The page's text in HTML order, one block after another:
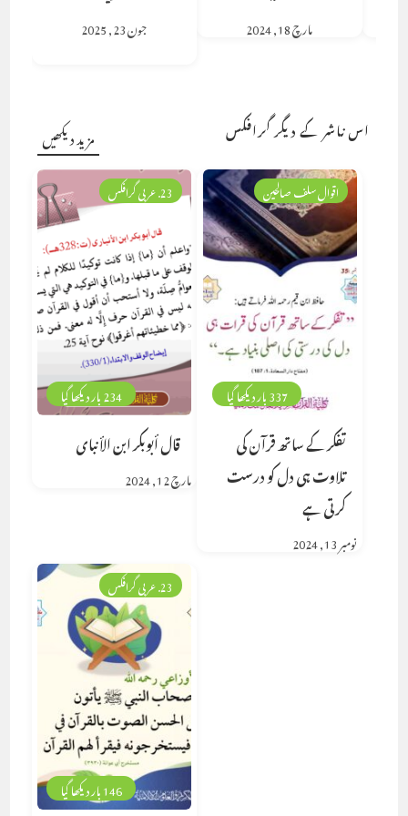
مارچ 18, 2024 جون 23, 2025
اس ناشر کے دیگر گرافکس مزید دیکھیں
234 بار دیکھا گیا
23. عربی گرافکس
قال أبوبكر ابن الأنباى
مارچ 12, 2024
337 بار دیکھا گیا
اقوال سلف صالحین
تفکر کے ساتھ قرآن کی
تلاوت ہی دل کو درست
کرتی ہے
نومبر 13, 2024
146 بار دیکھا گیا
23. عربی گرافکس